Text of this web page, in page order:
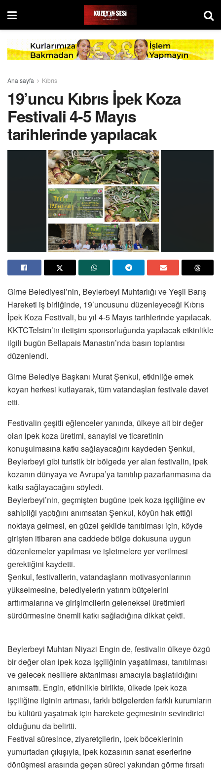
Ana sayfa Kıbrıs
19’uncu Kıbrıs İpek Koza
Festivali 4-5 Mayıs
tarihlerinde yapılacak
Girne Belediyesi’nin, Beylerbeyi Muhtarlığı ve Yeşil Barış
Hareketi iş birliğinde, 19’uncusunu düzenleyeceği Kıbrıs
İpek Koza Festivali, bu yıl 4-5 Mayıs tarihlerinde yapılacak.
KKTCTelsim’in iletişim sponsorluğunda yapılacak etkinlikle
ilgili bugün Bellapais Manastırı’nda basın toplantısı
düzenlendi.
Girne Belediye Başkanı Murat Şenkul, etkinliğe emek
koyan herkesi kutlayarak, tüm vatandaşları festivale davet
etti.
Festivalin çeşitli eğlenceler yanında, ülkeye ait bir değer
olan ipek koza üretimi, sanayisi ve ticaretinin
konuşulmasına katkı sağlayacağını kaydeden Şenkul,
Beylerbeyi gibi turistik bir bölgede yer alan festivalin, ipek
kozanın dünyaya ve Avrupa’ya tanıtılıp pazarlanmasına da
katkı sağlayacağını söyledi.
Beylerbeyi’nin, geçmişten bugüne ipek koza işçiliğine ev
sahipliği yaptığını anımsatan Şenkul, köyün hak ettiği
noktaya gelmesi, en güzel şekilde tanıtılması için, köyde
girişten itibaren ana caddede bölge dokusuna uygun
düzenlemeler yapılması ve işletmelere yer verilmesi
gerektiğini kaydetti.
Şenkul, festivallerin, vatandaşların motivasyonlarının
yükselmesine, belediyelerin yatırım bütçelerini
arttırmalarına ve girişimcilerin geleneksel üretimleri
sürdürmesine önemli katkı sağladığına dikkat çekti.
Beylerbeyi Muhtarı Niyazi Engin de, festivalin ülkeye özgü
bir değer olan ipek koza işçiliğinin yaşatılması, tanıtılması
ve gelecek nesillere aktarılması amacıyla başlatıldığını
anımsattı. Engin, etkinlikle birlikte, ülkede ipek koza
işçiliğine ilginin artması, farklı bölgelerden farklı kurumların
bu kültürü yaşatmak için harekete geçmesinin sevindirici
olduğunu da belirtti.
Festival süresince, ziyaretçilerin, ipek böceklerinin
yumurtadan çıkışıyla, ipek kozasının sanat eserlerine
dönüşmesi arasında geçen süreci yakından görme fırsatı